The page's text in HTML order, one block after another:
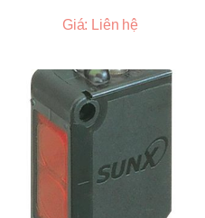
Giá: Liên hệ